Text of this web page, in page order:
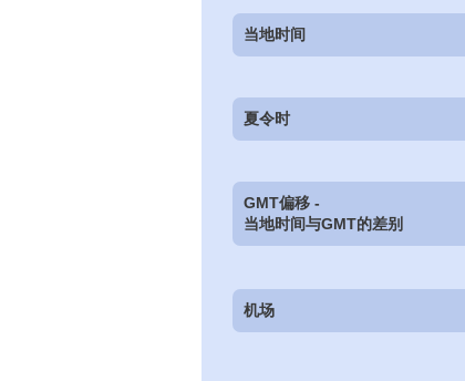
当地时间
夏令时
GMT偏移 -
当地时间与GMT的差别
机场